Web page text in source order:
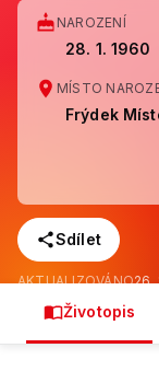
NAROZENÍ
28. 1. 1960
MÍSTO
Frýdek
Sdílet
AKTUALIZOVÁNO26.
Životopis